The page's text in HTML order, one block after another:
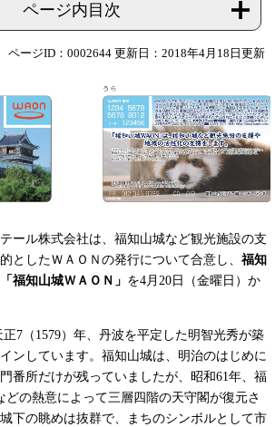
ページ内目次
ページID：0002644 更新日：2018年4月18日更新
ール株式会社は、福知山城など観光施設の支
としたＷＡＯＮの発行について合意し、 福知
福知山城ＷＡＯＮ」 を4月20日（金曜日）か
7（1579）年、丹波を平定した明智光秀が築
ンしています。福知山城は、明治のはじめに
番所だけが残っていましたが、昭和61年、福
どの熱意によって三層四階の天守閣が復元さ
下の眺めは抜群で、まちのシンボルとして市